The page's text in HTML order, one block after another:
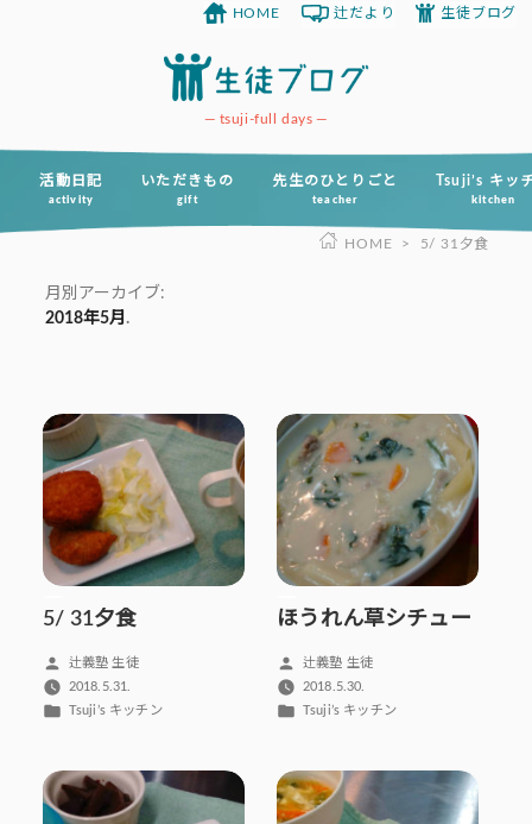
ツ
tsuji-full days
活動日記
activity
いただきもの
gift
先生のひとりごと
teacher
Tsuji’s キッ
kitchen
HOME 辻だより 生徒ブログ
HOME > 5/ 31夕食
月別アーカイブ:
2018年5月
5/ 31夕食
投
稿
者:
辻義塾 生徒
2018.5.31.
カ
リ
ー:
Tsuji’s キッチン
ほうれん草シチュー
投
稿
者:
辻義塾 生徒
2018.5.30.
カ
リ
ー:
Tsuji’s キッチン